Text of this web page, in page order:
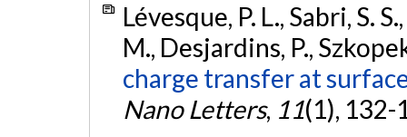
Lévesque, P. L., Sabri, S.
M., Desjardins, P.,
charge transfer at
Nano Letters, 11(1), 132-